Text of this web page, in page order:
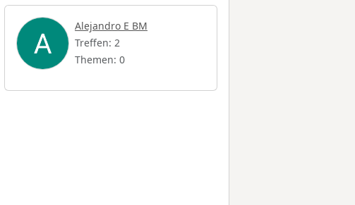
Alejandro E BM
Treffen: 2
Themen: 0